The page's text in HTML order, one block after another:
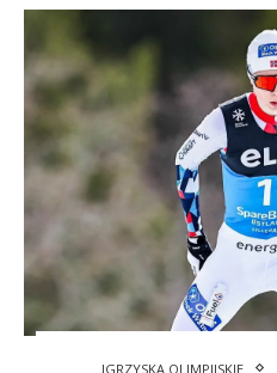
IGRZYSKA OLIMPIJSKIE